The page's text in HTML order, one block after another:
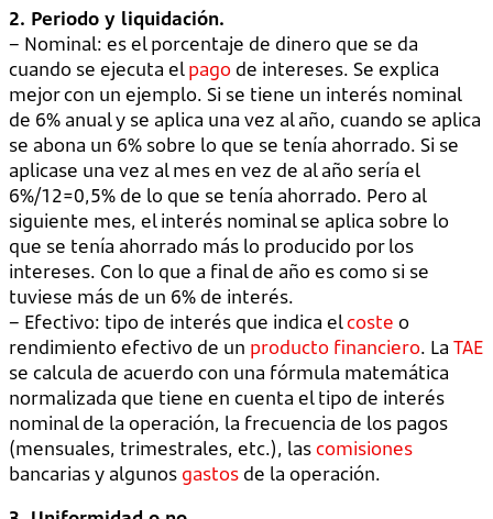
2. Periodo y liquidación.
– Nominal: es el porcentaje de dinero que se da
cuando se ejecuta elpago de intereses. Se explica
mejor con un ejemplo. Si se tiene un interés nominal
de 6% anual y se aplica una vez al año, cuando se aplica
se abona un 6% sobre lo que se tenía ahorrado. Si se
aplicase una vez al mes en vez de al año sería el
6%/12=0,5% de lo que se tenía ahorrado. Pero al
siguiente mes, el interés nominal se aplica sobre lo
que se tenía ahorrado más lo producido por los
intereses. Con lo que a final de año es como si se
tuviese más de un 6% de interés.
– Efectivo: tipo de interés que indica elcoste o
rendimiento efectivo de un producto financiero. La TAE
se calcula de acuerdo con una fórmula matemática
normalizada que tiene en cuenta el tipo de interés
nominal de la operación, la frecuencia de los pagos
(mensuales, trimestrales, etc.), lascomisiones
bancarias y algunos gastos de la operación.